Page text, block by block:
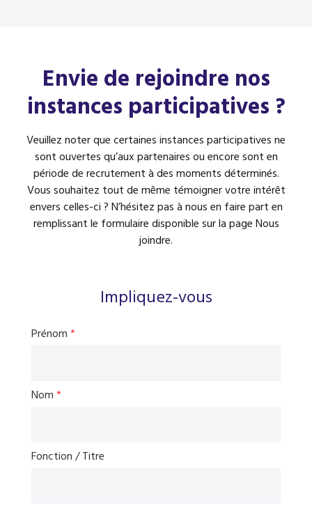
Envie de rejoindre nos
instances participatives ?
Veuillez noter que certaines instances participatives ne
sont ouvertes qu’aux partenaires ou encore sont en
période de recrutement à des moments déterminés.
Vous souhaitez tout de même témoigner votre intérêt
envers celles-ci ? N’hésitez pas à nous en faire part en
remplissant le formulaire disponible sur la page Nous
joindre.
Impliquez-vous
Prénom *
Nom *
Fonction / Titre